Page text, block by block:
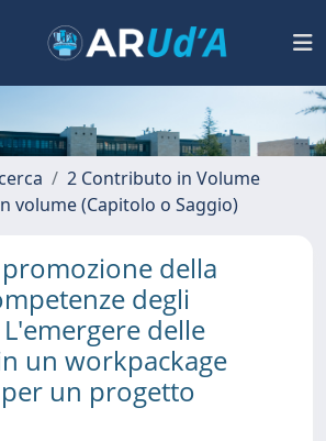
2 Contributo in Volume
volume (Capitolo o Saggio)
della
degli
delle
un workpackage
un progetto